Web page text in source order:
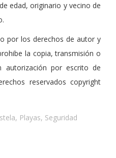
edad, originario y vecino de
por los derechos de autor y
la copia, transmisión o
autorización por escrito de
reservados copyright
, Playas, Seguridad